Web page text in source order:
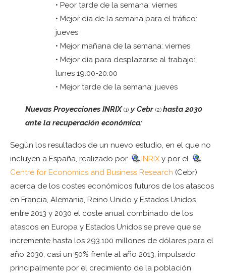
• Peor tarde de la semana: viernes
• Mejor día de la semana para el tráfico:
jueves
• Mejor mañana de la semana: viernes
• Mejor día para desplazarse al trabajo:
lunes 19:00-20:00
• Mejor tarde de la semana: jueves
Nuevas Proyecciones INRIX(1) y Cebr (2) hasta 2030
ante la recuperación económica:
Según los resultados de un nuevo estudio, en el que no
incluyen a España, realizado por
INRIXy por el
Centre for Economics and Business Research (Cebr)
acerca de los costes económicos futuros de los atascos
en Francia, Alemania, Reino Unido y Estados Unidos
entre 2013 y 2030 el coste anual combinado de los
atascos en Europa y Estados Unidos se preve que se
incremente hasta los 293.100 millones de dólares para el
año 2030, casi un 50% frente al año 2013, impulsado
principalmente por el crecimiento de la población